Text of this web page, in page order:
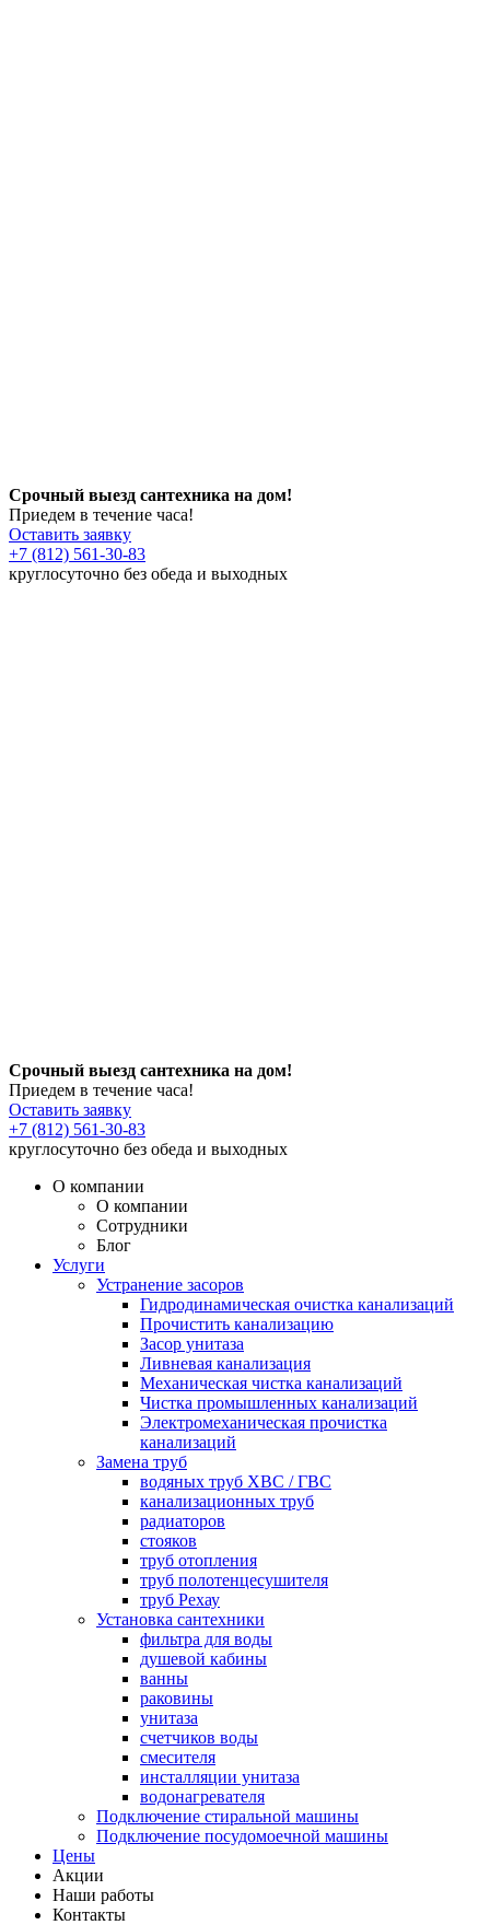
Срочный выезд сантехника на дом!
Приедем в течение часа!
Оставить заявку
+7 (812) 561-30-83
круглосуточно без обеда и выходных
Срочный выезд сантехника на дом!
Приедем в течение часа!
Оставить заявку
+7 (812) 561-30-83
круглосуточно без обеда и выходных
О компании
О компании
Сотрудники
Блог
Услуги
Устранение засоров
Гидродинамическая очистка канализаций
Прочистить канализацию
Засор унитаза
Ливневая канализация
Механическая чистка канализаций
Чистка промышленных канализаций
Электромеханическая прочистка
канализаций
Замена труб
водяных труб ХВС / ГВС
канализационных труб
радиаторов
стояков
труб отопления
труб полотенцесушителя
труб Рехау
Установка сантехники
фильтра для воды
душевой кабины
ванны
раковины
унитаза
счетчиков воды
смесителя
инсталляции унитаза
водонагревателя
Подключение стиральной машины
Подключение посудомоечной машины
Цены
Акции
Наши работы
Контакты